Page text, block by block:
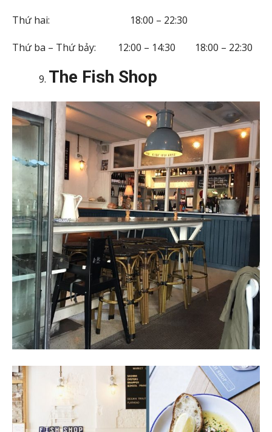
Thứ hai: 18:00 – 22:30
Thứ ba – Thứ bảy: 12:00 – 14:30 18:00 – 22:30
The Fish Shop